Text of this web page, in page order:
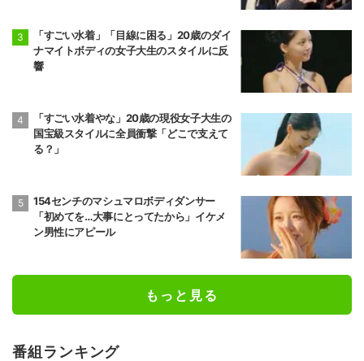
「すごい水着」「目線に困る」20歳のダイ
ナマイトボディの女子大生のスタイルに反
響
「すごい水着やな」20歳の現役女子大生の
国宝級スタイルに全員衝撃「どこで支えて
る？」
154センチのマシュマロボディダンサー
「初めてを…大事にとってたから」イケメ
ン男性にアピール
もっと見る
番組ランキング